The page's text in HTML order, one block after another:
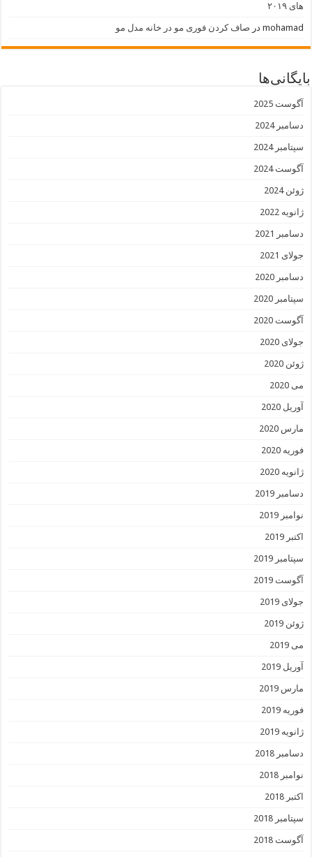
های ۲۰۱۹
mohamad در صاف کردن فوری مو در خانه مدل مو
بایگانی‌ها
آگوست 2025
دسامبر 2024
سپتامبر 2024
آگوست 2024
ژوئن 2024
ژانویه 2022
دسامبر 2021
جولای 2021
دسامبر 2020
سپتامبر 2020
آگوست 2020
جولای 2020
ژوئن 2020
می 2020
آوریل 2020
مارس 2020
فوریه 2020
ژانویه 2020
دسامبر 2019
نوامبر 2019
اکتبر 2019
سپتامبر 2019
آگوست 2019
جولای 2019
ژوئن 2019
می 2019
آوریل 2019
مارس 2019
فوریه 2019
ژانویه 2019
دسامبر 2018
نوامبر 2018
اکتبر 2018
سپتامبر 2018
آگوست 2018